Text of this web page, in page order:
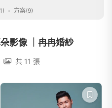
方案(9)
影像 ｜冉冉婚紗
共 11 張